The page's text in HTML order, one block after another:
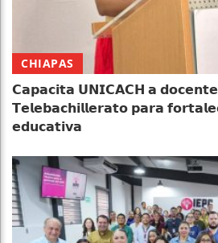
CHIAPAS
𝗖𝗮𝗽𝗮𝗰𝗶𝘁𝗮 𝗨𝗡𝗜𝗖𝗔𝗖𝗛 𝗮
𝗧𝗲𝗹𝗲𝗯𝗮𝗰𝗵𝗶𝗹𝗹𝗲𝗿𝗮𝘁𝗼 𝗽𝗮𝗿𝗮
𝗲𝗱𝘂𝗰𝗮𝘁𝗶𝘃𝗮